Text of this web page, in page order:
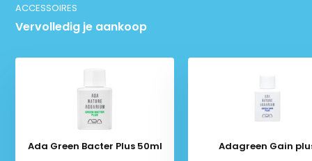
ACCESSOIRES
Vervolledig je aankoop
Ada Green Bacter Plus 50ml Adagreen Gain